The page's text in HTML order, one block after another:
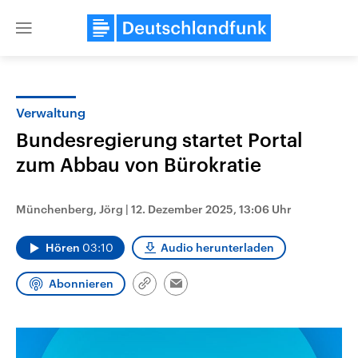
Close
Landtagswahl Sachsen-Anhalt
2026
September 2026 einen neuen
Landtag. Seit 2021 wird das
Bundesland von einer Koalition aus
gehören die Vereinigten
den mächtigsten Ländern
mit großem Einfluss auf
Verwaltung
Bundesregierung startet Portal
zum Abbau von Bürokratie
Münchenberg, Jörg | 12. Dezember 2025, 13:06 Uhr
Hören 03:10 Audio herunterladen
Abonnieren
Link
Email